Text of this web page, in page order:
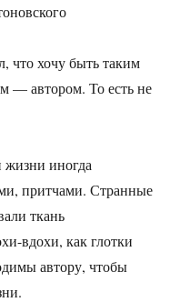
что хочу быть таким
автором. То есть не
жизни иногда
притчами. Странные
ткань
вдохи, как глотки
автору, чтобы